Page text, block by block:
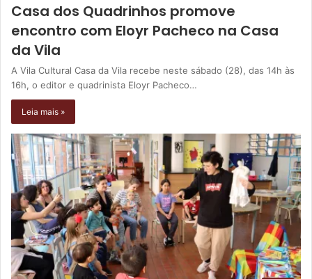
Casa dos Quadrinhos promove
encontro com Eloyr Pacheco na Casa
da Vila
A Vila Cultural Casa da Vila recebe neste sábado (28), das 14h às
16h, o editor e quadrinista Eloyr Pacheco…
Leia mais »